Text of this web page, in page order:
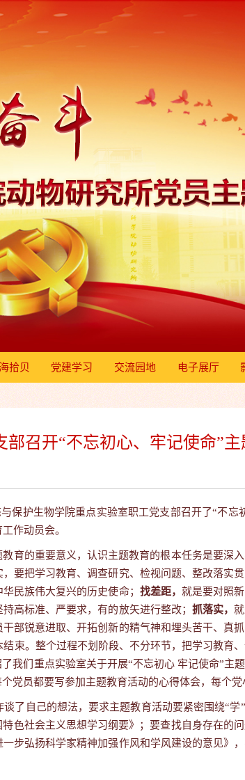
拾贝 党建学习 交流园地 电子展厅
召开“不忘初心、牢记使命”
保护生物学院重点实验室职工党支部召开了“不忘
作动员会。
育的重要意义，认识主题教育的根本任务是要深
要把学习教育、调查研究、检视问题、整改落实贯
民族伟大复兴的历史使命； 找差距， 就是要对照
高标准、严要求，有的放矢进行整改； 抓落实，
部锐意进取、开拓创新的精气神和埋头苦干、真
结束。整个过程不划阶段、不分环节，把学习教育
我们重点实验室关于开展“不忘初心 牢记使命”主
党员都要写参加主题教育活动的心得体会，每个党
了自己的想法，要求主题教育活动要紧密围绕“学
色社会主义思想学习纲要》；要查找自身存在的
步弘扬科学家精神加强作风和学风建设的意见》